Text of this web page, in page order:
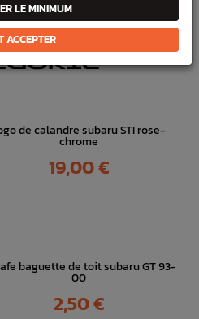
MÊME
de calandre subaru STI rose-
chrome
Prix
19,00 €
baguette de toit subaru GT 93-
00
Prix
2,50 €
LE MINIMUM
ACCEPTER